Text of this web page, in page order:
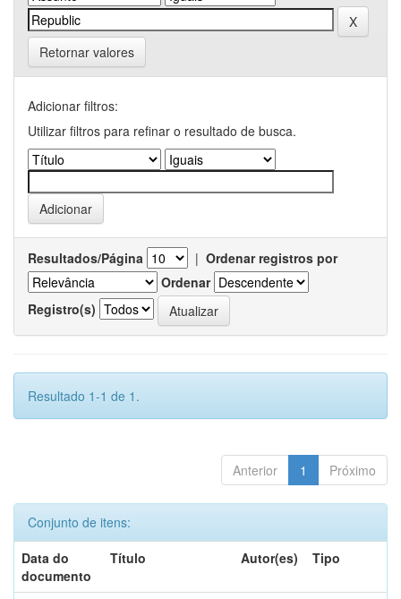
Retornar valores
Adicionar filtros:
Utilizar filtros para refinar o resultado de busca.
Resultados/Página | Ordenar registros por
Ordenar
Registro(s)
Resultado 1-1 de 1.
Anterior 1 Próximo
Conjunto de itens:
Data do
documento
Título Autor(es) Tipo